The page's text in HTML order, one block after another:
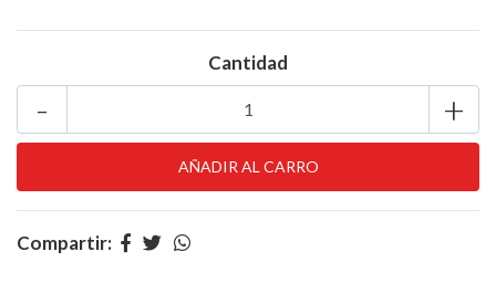
Cantidad
+
-
Compartir: